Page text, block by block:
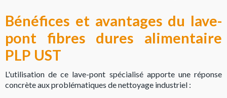
Bénéfices et avantages du lave-
pont fibres dures alimentaire
PLP UST
L'utilisation de ce lave-pont spécialisé apporte une réponse
concrète aux problématiques de nettoyage industriel :